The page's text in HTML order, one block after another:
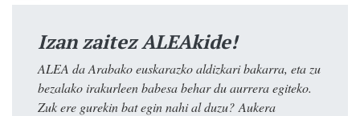
Izan zaitez ALEAkide!
ALEA da Arabako euskarazko aldizkari bakarra, eta zu
bezalako irakurleen babesa behar du aurrera egiteko.
Zuk ere gurekin bat egin nahi al duzu? Aukera